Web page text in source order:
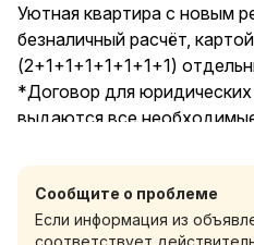
Уютная квартира с новым
безналичный расчёт,
(2+1+1+1+1+1+1+1)
*Договор для юридических
выдаются все
проживания (телевизор
машина, холодильник,
комплекты постельного
Сообщите о проблеме
Если информация из
соответствует